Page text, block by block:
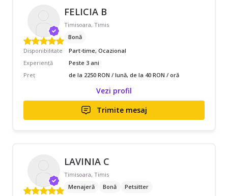
FELICIA B
Timisoara, Timis
Bonă
Disponibilitate
Part-time, Ocazional
Experiență
Peste 3 ani
Preț
de la 2250 RON / lună, de la 40 RON / oră
Vezi profil
Trimite mesaj
LAVINIA C
Timisoara, Timis
Menajeră
Bonă
Petsitter